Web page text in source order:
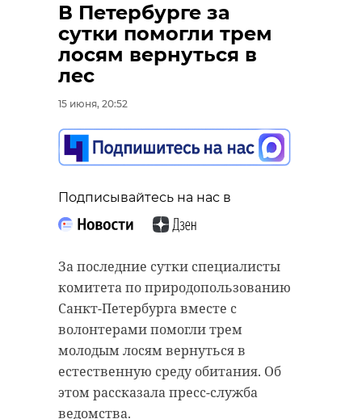
В Петербурге за
сутки помогли трем
лосям вернуться в
лес
15 июня, 20:52
Подписывайтесь на нас в
За последние сутки специалисты
комитета по природопользованию
Санкт-Петербурга вместе с
волонтерами помогли трем
молодым лосям вернуться в
естественную среду обитания. Об
этом рассказала пресс-служба
ведомства.